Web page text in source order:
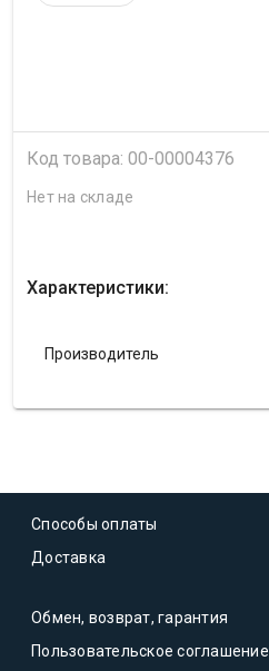
Код товара: 00-00004376
Нет на складе
Характеристики:
Производитель
Способы оплаты
Доставка
Обмен, возврат, гарантия
Пользовательское соглашение